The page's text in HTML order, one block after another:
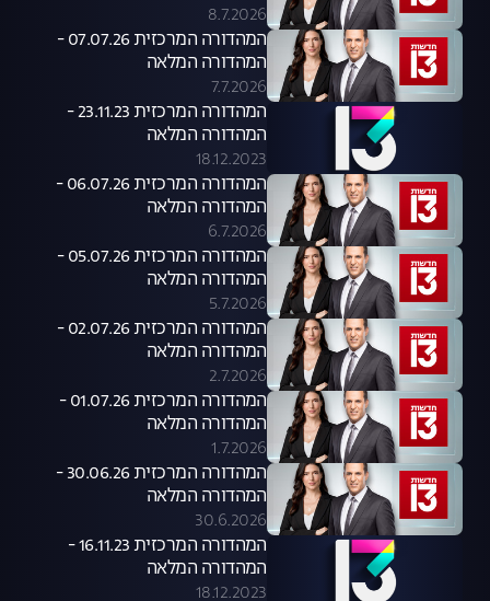
8.7.2026
המהדורה המרכזית 07.07.26 -
המהדורה המלאה
7.7.2026
המהדורה המרכזית 23.11.23 -
המהדורה המלאה
18.12.2023
המהדורה המרכזית 06.07.26 -
המהדורה המלאה
6.7.2026
המהדורה המרכזית 05.07.26 -
המהדורה המלאה
5.7.2026
המהדורה המרכזית 02.07.26 -
המהדורה המלאה
2.7.2026
המהדורה המרכזית 01.07.26 -
המהדורה המלאה
1.7.2026
המהדורה המרכזית 30.06.26 -
המהדורה המלאה
30.6.2026
המהדורה המרכזית 16.11.23 -
המהדורה המלאה
18.12.2023